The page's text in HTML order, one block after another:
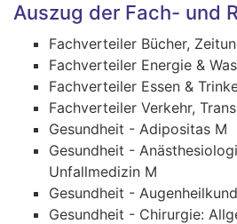
Auszug der Fach- und
Fachverteiler Bücher,
Fachverteiler Energie &
Fachverteiler Essen &
Fachverteiler Verkehr,
Gesundheit - Adipositas M
Gesundheit -
Unfallmedizin M
Gesundheit -
Gesundheit - Chirurgie: